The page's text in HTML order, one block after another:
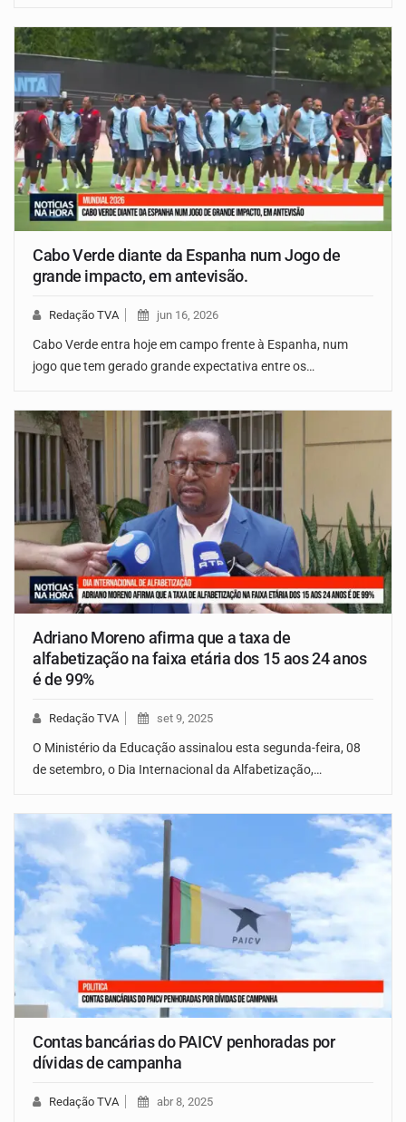
Cabo Verde diante da Espanha num Jogo de
grande impacto, em antevisão.
Redação TVA jun 16, 2026
Cabo Verde entra hoje em campo frente à Espanha, num
jogo que tem gerado grande expectativa entre os…
Adriano Moreno afirma que a taxa de
alfabetização na faixa etária dos 15 aos 24 anos
é de 99%
Redação TVA set 9, 2025
O Ministério da Educação assinalou esta segunda-feira, 08
de setembro, o Dia Internacional da Alfabetização,…
Contas bancárias do PAICV penhoradas por
dívidas de campanha
Redação TVA abr 8, 2025